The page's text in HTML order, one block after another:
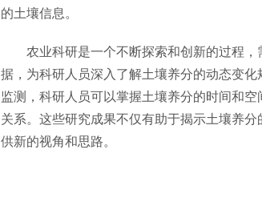
的土壤信息。
农业科研是一个不断探索和创新的过程，
据，为科研人员深入了解土壤养分的动态变
监测，科研人员可以掌握土壤养分的时间和
关系。这些研究成果不仅有助于揭示土壤养
供新的视角和思路。